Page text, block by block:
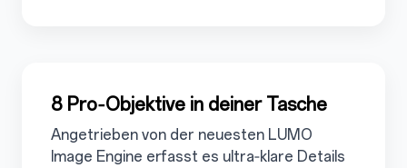
3.2
8 Pro‑Objektive in deiner Tasche
Angetrieben von der neuesten LUMO
Image Engine erfasst es ultra‑klare Details